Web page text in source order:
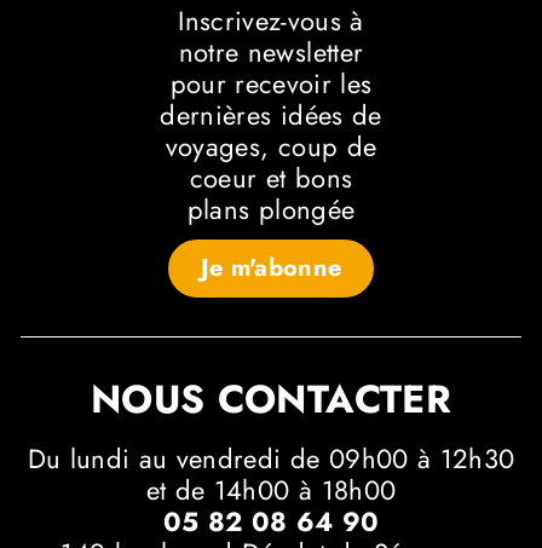
Inscrivez-vous à
notre newsletter
pour recevoir les
dernières idées de
voyages, coup de
coeur et bons
plans plongée
Je m'abonne
NOUS CONTACTER
Du lundi au vendredi de 09h00 à 12h30
et de 14h00 à 18h00
05 82 08 64 90